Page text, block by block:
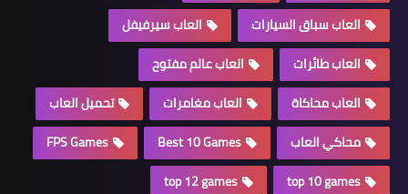
العاب سباق السيارات
العاب سيرفيفل
العاب طائرات
العاب عالم مفتوح
العاب محاكاة
العاب مغامرات
تحميل العاب
محاكي العاب
Best 10 Games
FPS Games
top 10 games
top 12 games